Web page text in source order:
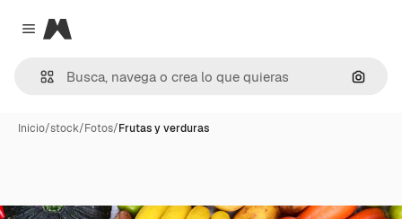
Close menu
Magnific
Inicio/stock/Fotos/Frutas y verduras